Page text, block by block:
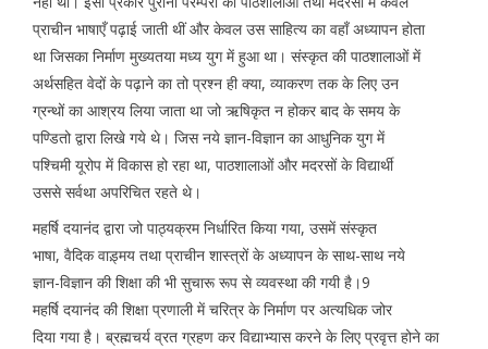
प्राचीन भाषाएँ पढ़ाई जाती थीं और केवल उस साहित्य का वहाँ अध्यापन होता
था जिसका निर्माण मुख्यतया मध्य युग में हुआ था। संस्कृत की पाठशालाओं में
अर्थसहित वेदों के पढ़ाने का तो प्रश्न ही क्या, व्याकरण तक के लिए उन
ग्रन्थों का आश्रय लिया जाता था जो ऋषिकृत न होकर बाद के समय के
पण्डितो द्वारा लिखे गये थे। जिस नये ज्ञान-विज्ञान का आधुनिक युग में
पश्चिमी यूरोप में विकास हो रहा था, पाठशालाओं और मदरसों के विद्यार्थी
उससे सर्वथा अपरिचित रहते थे।
महर्षि दयानंद द्वारा जो पाठ्यक्रम निर्धारित किया गया, उसमें संस्कृत
भाषा, वैदिक वाड़्मय तथा प्राचीन शास्त्रों के अध्यापन के साथ-साथ नये
ज्ञान-विज्ञान की शिक्षा की भी सुचारू रूप से व्यवस्था की गयी है।9
महर्षि दयानंद की शिक्षा प्रणाली में चरित्र के निर्माण पर अत्यधिक जोर
दिया गया है। ब्रह्मचर्य व्रत ग्रहण कर विद्याभ्यास करने के लिए प्रवृत्त होने का